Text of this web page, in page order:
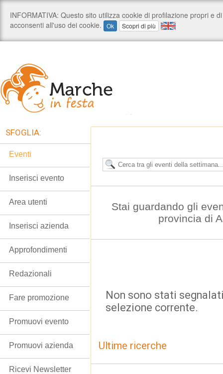
Stai guardando gli
provincia di
Non sono stati
selezione corrente.
Ultime ricerche
SFOGLIA:
Eventi
Inserisci evento
Area utenti
Inserisci azienda
Approfondimenti
Redazionali
Fare promozione
Promuovi evento
Promuovi azienda
Ricevi Newsletter